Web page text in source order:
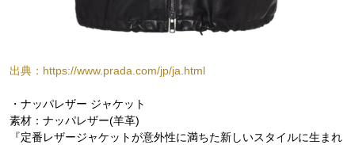
出典：https://www.prada.com/jp/ja.html
・ナッパレザー ジャケット
素材：ナッパレザー(羊革)
『定番レザージャケットが意外性に満ちた新しいスタイルに生まれ